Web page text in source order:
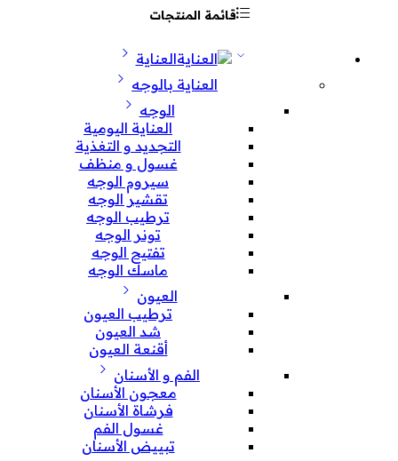
قائمة المنتجات
العناية
العناية بالوجه
الوجه
العناية اليومية
التجديد و التغذية
غسول و منظف
سيروم الوجه
تقشير الوجه
ترطيب الوجه
تونر الوجه
تفتيح الوجه
ماسك الوجه
العيون
ترطيب العيون
شد العيون
أقنعة العيون
الفم و الأسنان
معجون الأسنان
فرشاة الأسنان
غسول الفم
تبييض الأسنان